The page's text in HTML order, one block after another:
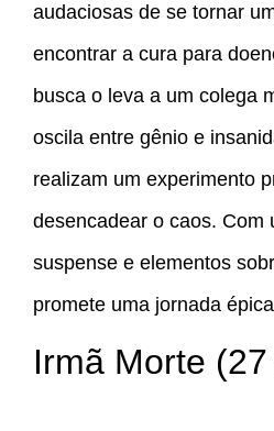
audaciosas de se tornar
encontrar a cura para
busca o leva a um colega
oscila entre gênio e
realizam um experimento
desencadear o caos. Com
suspense e elementos
promete uma jornada
Irmã Morte